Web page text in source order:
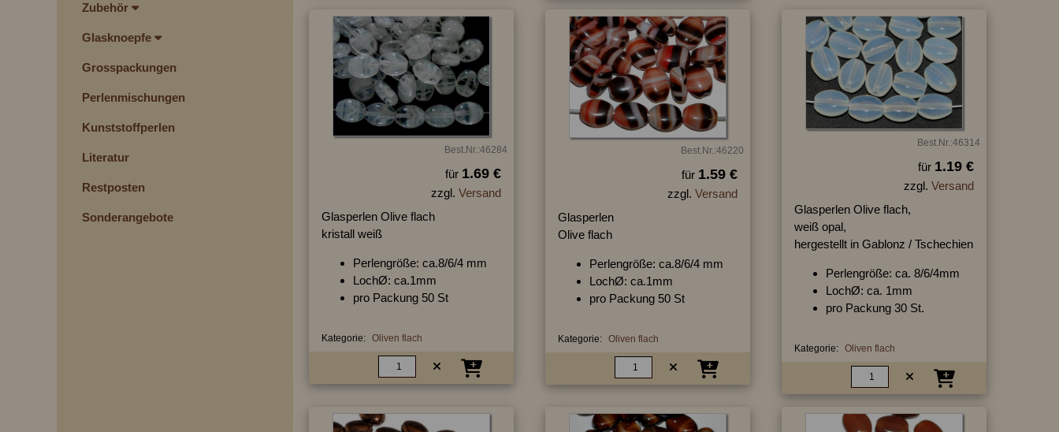
Zubehör
Glasknoepfe
Grosspackungen
Perlenmischungen
Kunststoffperlen
Literatur
Restposten
Sonderangebote
Best.Nr.:46284
für 1.69 €
zzgl. Versand
Glasperlen Olive flach
kristall weiß
Perlengröße: ca.8/6/4 mm
LochØ: ca.1mm
pro Packung 50 St
Kategorie: Oliven flach
Best.Nr.:46220
für 1.59 €
zzgl. Versand
Glasperlen
Olive flach
Perlengröße: ca.8/6/4 mm
LochØ: ca.1mm
pro Packung 50 St
Kategorie: Oliven flach
Best.Nr.:46314
für 1.19 €
zzgl. Versand
Glasperlen Olive flach,
weiß opal,
hergestellt in Gablonz / Tschechien
Perlengröße: ca. 8/6/4mm
LochØ: ca. 1mm
pro Packung 30 St.
Kategorie: Oliven flach